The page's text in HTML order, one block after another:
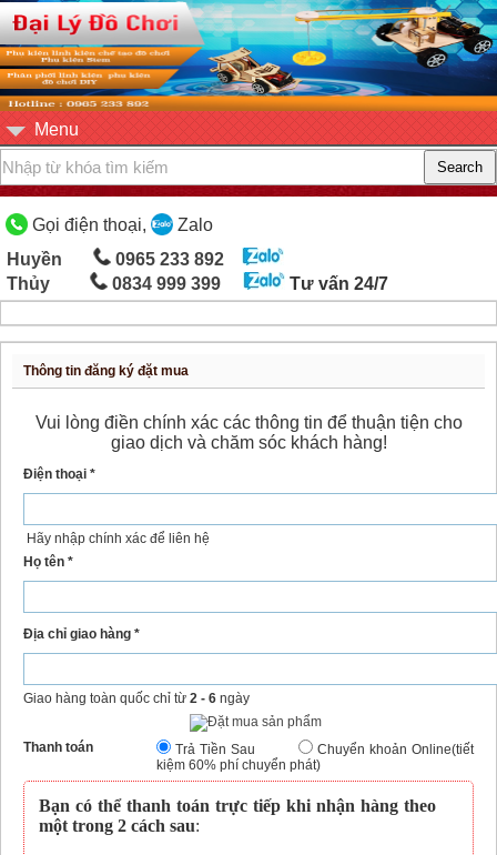
Menu
Gọi điện thoại,
Zalo
Huyền
0965 233 892
Thủy
0834 999 399 Tư vấn 24/7
Thông tin đăng ký đặt mua
Vui lòng điền chính xác các thông tin để thuận tiện cho
giao dịch và chăm sóc khách hàng!
Điện thoại *
Hãy nhập chính xác để liên hệ
Họ tên *
Địa chỉ giao hàng *
Giao hàng toàn quốc chỉ từ 2 - 6 ngày
Thanh toán Trả Tiền Sau
Chuyển khoản Online(tiết
kiệm 60% phí chuyển phát)
Bạn có thể thanh toán trực tiếp khi nhận hàng theo
một trong 2 cách sau: